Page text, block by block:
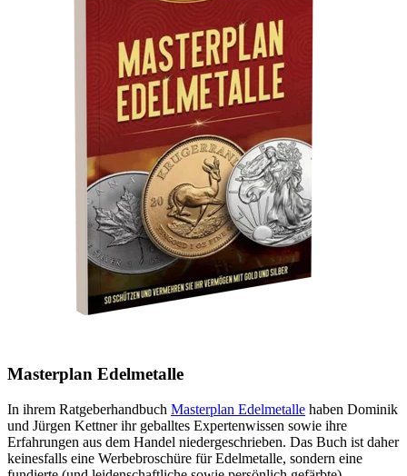
Masterplan Edelmetalle
In ihrem Ratgeberhandbuch Masterplan Edelmetalle haben Dominik
und Jürgen Kettner ihr geballtes Expertenwissen sowie ihre
Erfahrungen aus dem Handel niedergeschrieben. Das Buch ist daher
keinesfalls eine Werbebroschüre für Edelmetalle, sondern eine